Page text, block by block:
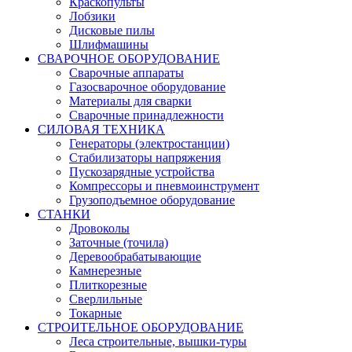
Лобзики
Дисковые пилы
Шлифмашины
СВАРОЧНОЕ ОБОРУДОВАНИЕ
Сварочные аппараты
Газосварочное оборудование
Материалы для сварки
Сварочные принадлежности
СИЛОВАЯ ТЕХНИКА
Генераторы (электростанции)
Стабилизаторы напряжения
Пускозарядные устройства
Компрессоры и пневмоинструмент
Грузоподъемное оборудование
СТАНКИ
Дровоколы
Заточные (точила)
Деревообрабатывающие
Камнерезные
Плиткорезные
Сверлильные
Токарные
СТРОИТЕЛЬНОЕ ОБОРУДОВАНИЕ
Леса строительные, вышки-туры